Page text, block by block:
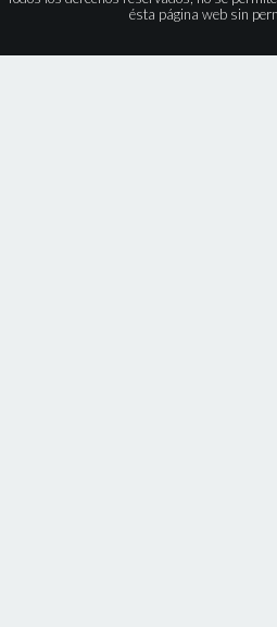
ésta página web sin